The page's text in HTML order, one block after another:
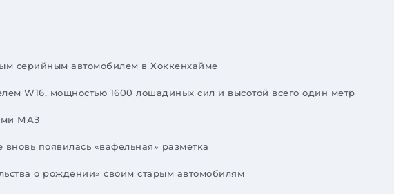
серийным автомобилем в Хоккенхайме
W16, мощностью 1600 лошадиных сил и высотой всего один метр
МАЗ
появилась «вафельная» разметка
о рождении» своим старым автомобилям